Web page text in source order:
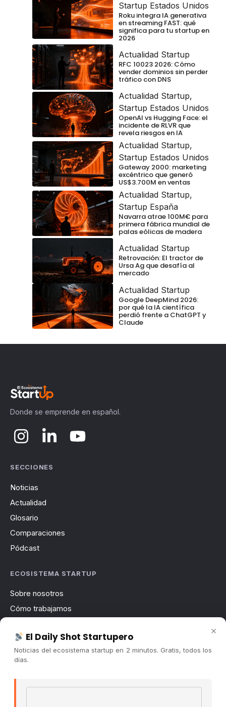
Startup Estados Unidos
Roku integra IA generativa
en streaming FAST: qué
significa para tu startup en
2026
Actualidad Startup
RFC 10023 2026: Cómo
vender dominios sin perder
tráfico con DNS
Actualidad Startup,
Startup Estados Unidos
OpenAI vs Hugging Face: el
incidente de RLVR que
revela riesgos en IA
Actualidad Startup,
Startup Estados Unidos
Gateway 2000: marketing
excéntrico que generó
US$3.700M en ventas
Actualidad Startup,
Startup España
Navarra atrae 100M€ para
primera fábrica mundial de
palas eólicas de madera
Actualidad Startup
Retrovación: El tractor de
Ursa Ag que desafía al
mercado
Actualidad Startup
Google DeepMind 2026:
por qué la IA científica
perdió frente a ChatGPT y
Claude
Donde se emprende en español.
SECCIONES
Noticias
Actualidad
Glosario
Comparaciones
Pódcast
ECOSISTEMA STARTUP
Sobre nosotros
Cómo trabajamos
Contacto
Publicidad
×
El Daily Shot Startupero
Noticias del ecosistema startup en 2 minutos. Gratis, todos los
días.